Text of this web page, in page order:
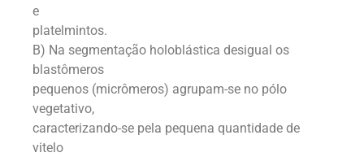
e
platelmintos.
B) Na segmentação holoblástica desigual os
blastômeros
pequenos (micrômeros) agrupam-se no pólo
vegetativo,
caracterizando-se pela pequena quantidade de
vitelo